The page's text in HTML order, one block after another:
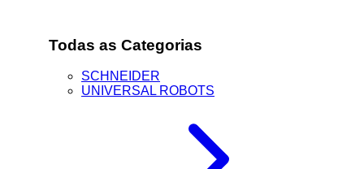
Todas as Categorias
SCHNEIDER
UNIVERSAL ROBOTS